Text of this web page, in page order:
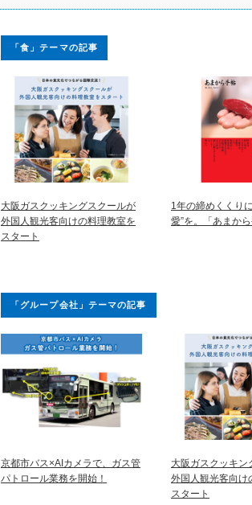
「食」テーマの記事
大阪ガスクッキングスクールが
外国人観光客向けの料理教室を
スタート
1年の締めくくり
愛”を。「あまか
「グループ会社」テーマの記事
京都市バス×AIカメラで、ガス管
パトロール業務を開始！
大阪ガスクッキン
外国人観光客向け
スタート